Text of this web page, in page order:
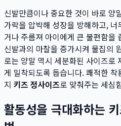
신발만큼이나 중요한 것이 바로 양
가락을 압박해 성장을 방해하고,
거나 주름져 아이에게 큰 불편함을
신발과의 마찰을 증가시켜 물집의
로는 양말 역시 세분화된 사이즈로
게 밀착되도록 돕습니다. 쾌적한
지 키즈 정사이즈로 맞춰주는 세심
활동성을 극대화하는